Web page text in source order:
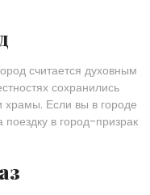
считается духовным
сохранились
храмы. Если вы в городе
в город-призрак